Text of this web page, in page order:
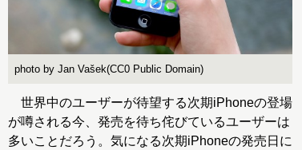
photo by Jan Vašek(CC0 Public Domain)
世界中のユーザーが待望する次期iPhoneの登場
が噂される今、発売を待ち侘びているユーザーは
多いことだろう。気になる次期iPhoneの発売日に